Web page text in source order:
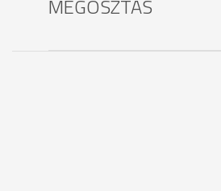
MEGOSZTÁS